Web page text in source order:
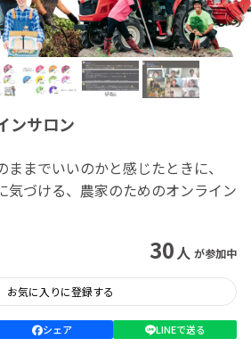
ンサロン
までいいのかと感じたときに、
気づける、農家のためのオンライン
30人 が参加中
お気に入りに登録する
シェア LINEで送る